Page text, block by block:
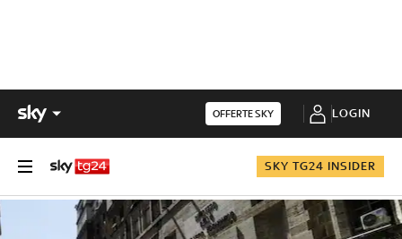
OFFERTE SKY LOGIN
SKY TG24 INSIDER